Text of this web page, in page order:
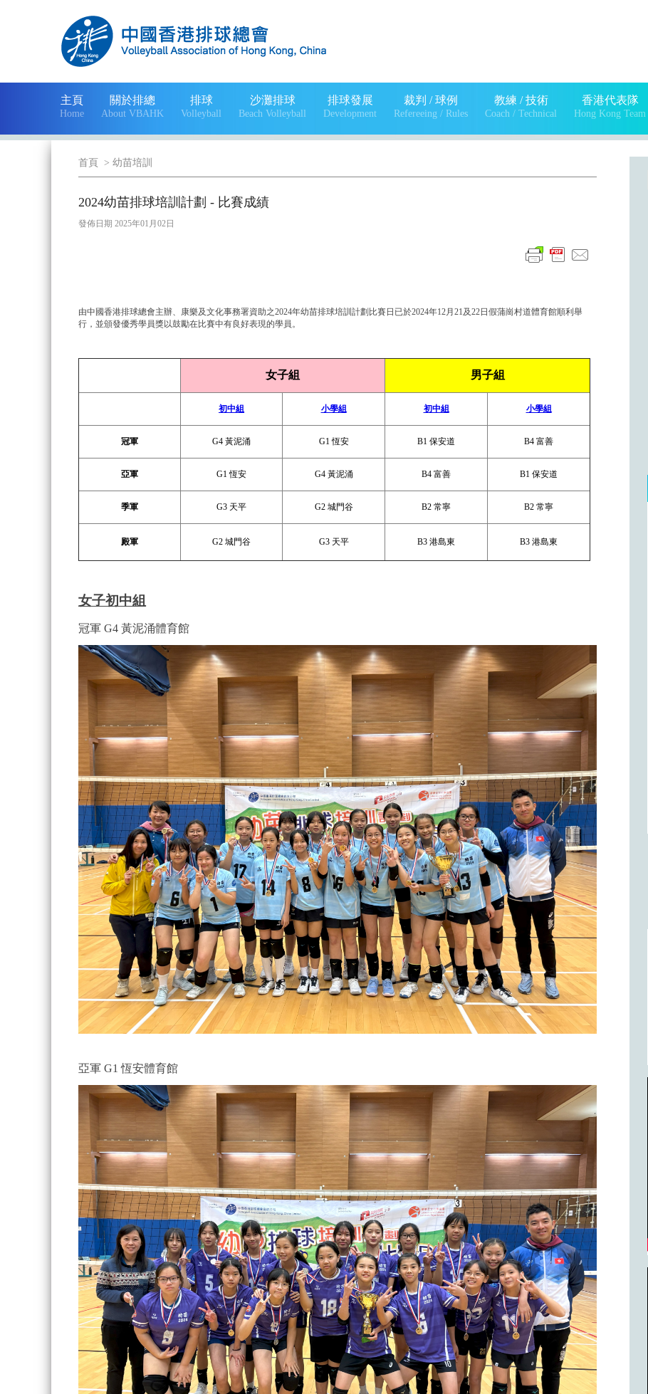
主頁
Home
關於排總
About VBAHK
排球
Volleyball
沙灘排球
Beach Volleyball
排球發展
Development
裁判 / 球例
Refereeing / Rules
教練 / 技術
Coach / Technical
香港代表隊
Hong Kong Team
首頁 > 幼苗培訓
2024幼苗排球培訓計劃 - 比賽成績
發佈日期 2025年01月02日
由中國香港排球總會主辦、康樂及文化事務署資助之2024年幼苗排球培訓計劃比賽日已於2024年12月21及22日假蒲崗村道體育館順利舉
行，並頒發優秀學員獎以鼓勵在比賽中有良好表現的學員。
女子組 男子組
初中組 小學組 初中組 小學組
冠軍 G4 黃泥涌 G1 恆安 B1 保安道 B4 富善
亞軍 G1 恆安 G4 黃泥涌 B4 富善 B1 保安道
季軍 G3 天平 G2 城門谷 B2 常寧 B2 常寧
殿軍 G2 城門谷 G3 天平 B3 港島東 B3 港島東
女子初中組
冠軍 G4 黃泥涌體育館
亞軍 G1 恆安體育館